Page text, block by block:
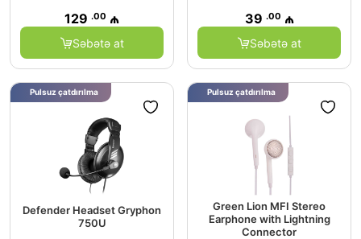
129 .00 ₼
Səbətə at
39 .00 ₼
Səbətə at
Defender Headset Gryphon
750U
Pulsuz çatdırılma
Green Lion MFI Stereo
Earphone with Lightning
Connector
Pulsuz çatdırılma